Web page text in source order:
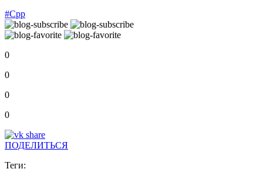
#Cpp
0
0
0
0
ПОДЕЛИТЬСЯ
Теги: